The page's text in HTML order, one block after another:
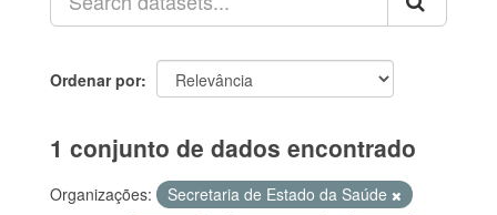
Ordenar por
1 conjunto de dados encontrado
Organizações:
Secretaria de Estado da Saúde